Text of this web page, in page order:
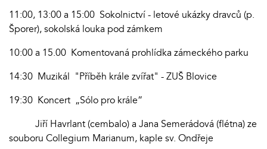
11:00, 13:00 a 15:00 Sokolnictví - letové ukázky dravců (p.
Šporer), sokolská louka pod zámkem
10:00 a 15.00 Komentovaná prohlídka zámeckého parku
14:30 Muzikál "Příběh krále zvířat" - ZUŠ Blovice
19:30 Koncert „Sólo pro krále“
Jiří Havrlant (cembalo) a Jana Semerádová (flétna) ze
souboru Collegium Marianum, kaple sv. Ondřeje